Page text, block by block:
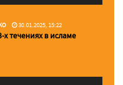
30.01.2025, 15:22
течениях в исламе